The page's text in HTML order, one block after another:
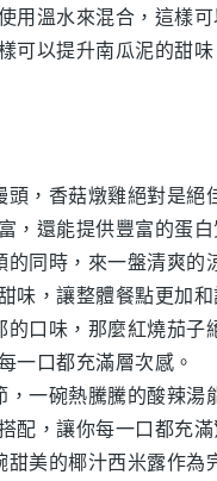
用溫水來混合，這樣可
可以提升南瓜泥的甜
， 香菇燉雞絕對是絕
，還能提供豐富的蛋
的同時，來一盤清爽的
味，讓整體餐點更加和
的口味，那麼紅燒茄子
一口都充滿層次感。
，一碗熱騰騰的酸辣湯
配，讓你每一口都充滿
甜美的椰汁西米露作為